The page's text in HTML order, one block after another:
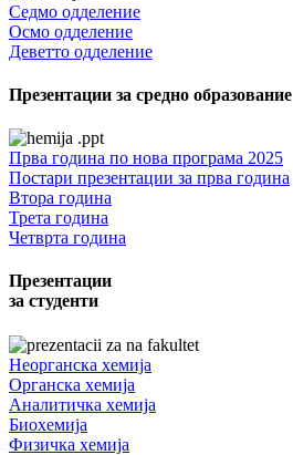
Седмо одделение
Осмо одделение
Деветто одделение
Презентации за средно образование
Прва година по нова програма 2025
Постари презентации за прва година
Втора година
Трета година
Четврта година
Презентации
за студенти
Неорганска хемија
Органска хемија
Аналитичка хемија
Биохемија
Физичка хемија